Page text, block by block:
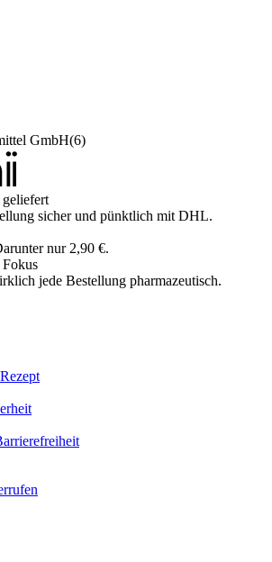
GmbH(6)
sicher und pünktlich mit DHL.
nur 2,90 €.
jede Bestellung pharmazeutisch.